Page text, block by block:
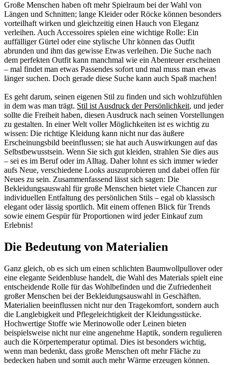
Große Menschen haben oft mehr Spielraum bei der Wahl von
Längen und Schnitten; lange Kleider oder Röcke können besonders
vorteilhaft wirken und gleichzeitig einen Hauch von Eleganz
verleihen. Auch Accessoires spielen eine wichtige Rolle: Ein
auffälliger Gürtel oder eine stylische Uhr können das Outfit
abrunden und ihm das gewisse Etwas verleihen. Die Suche nach
dem perfekten Outfit kann manchmal wie ein Abenteuer erscheinen
– mal findet man etwas Passendes sofort und mal muss man etwas
länger suchen. Doch gerade diese Suche kann auch Spaß machen!
Es geht darum, seinen eigenen Stil zu finden und sich wohlzufühlen
in dem was man trägt. Stil ist Ausdruck der Persönlichkeit, und jeder
sollte die Freiheit haben, diesen Ausdruck nach seinen Vorstellungen
zu gestalten. In einer Welt voller Möglichkeiten ist es wichtig zu
wissen: Die richtige Kleidung kann nicht nur das äußere
Erscheinungsbild beeinflussen; sie hat auch Auswirkungen auf das
Selbstbewusstsein. Wenn Sie sich gut kleiden, strahlen Sie dies aus
– sei es im Beruf oder im Alltag. Daher lohnt es sich immer wieder
aufs Neue, verschiedene Looks auszuprobieren und dabei offen für
Neues zu sein. Zusammenfassend lässt sich sagen: Die
Bekleidungsauswahl für große Menschen bietet viele Chancen zur
individuellen Entfaltung des persönlichen Stils – egal ob klassisch
elegant oder lässig sportlich. Mit einem offenen Blick für Trends
sowie einem Gespür für Proportionen wird jeder Einkauf zum
Erlebnis!
Die Bedeutung von Materialien
Ganz gleich, ob es sich um einen schlichten Baumwollpullover oder
eine elegante Seidenbluse handelt, die Wahl des Materials spielt eine
entscheidende Rolle für das Wohlbefinden und die Zufriedenheit
großer Menschen bei der Bekleidungsauswahl in Geschäften.
Materialien beeinflussen nicht nur den Tragekomfort, sondern auch
die Langlebigkeit und Pflegeleichtigkeit der Kleidungsstücke.
Hochwertige Stoffe wie Merinowolle oder Leinen bieten
beispielsweise nicht nur eine angenehme Haptik, sondern regulieren
auch die Körpertemperatur optimal. Dies ist besonders wichtig,
wenn man bedenkt, dass große Menschen oft mehr Fläche zu
bedecken haben und somit auch mehr Wärme erzeugen können.